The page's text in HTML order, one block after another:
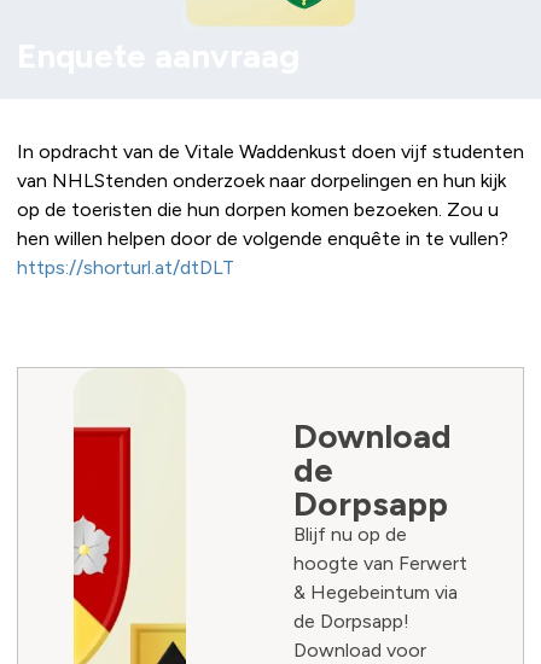
In opdracht van de Vitale Waddenkust doen vijf studenten
van NHLStenden onderzoek naar dorpelingen en hun kijk
op de toeristen die hun dorpen komen bezoeken. Zou u
hen willen helpen door de volgende enquête in te vullen?
https://shorturl.at/dtDLT
Download
de
Dorpsapp
Blijf nu op de
hoogte van Ferwert
& Hegebeintum via
de Dorpsapp!
Download voor